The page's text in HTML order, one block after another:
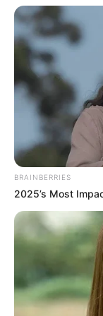
Símbolo del
BRAINBERRIES
2025’s Most